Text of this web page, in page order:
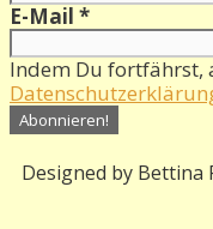
E-Mail *
Indem Du fortfährst,
Designed by Bettina